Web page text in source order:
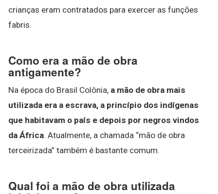
crianças eram contratados para exercer as funções
fabris.
Como era a mão de obra
antigamente?
Na época do Brasil Colônia, a mão de obra mais
utilizada era a escrava, a princípio dos indígenas
que habitavam o país e depois por negros vindos
da África. Atualmente, a chamada “mão de obra
terceirizada” também é bastante comum.
Qual foi a mão de obra utilizada